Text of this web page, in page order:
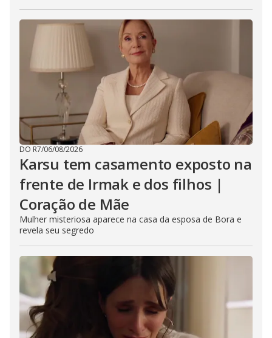
DO R7/06/08/2026
Karsu tem casamento exposto na
frente de Irmak e dos filhos |
Coração de Mãe
Mulher misteriosa aparece na casa da esposa de Bora e
revela seu segredo